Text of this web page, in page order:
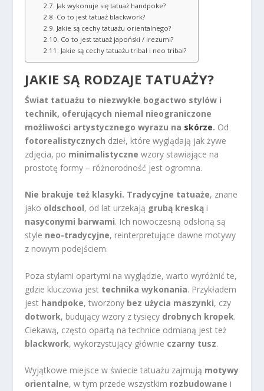
Jak wykonuje się tatuaż handpoke?
Co to jest tatuaż blackwork?
Jakie są cechy tatuażu orientalnego?
Co to jest tatuaż japoński / irezumi?
Jakie są cechy tatuażu tribal i neo tribal?
JAKIE SĄ RODZAJE TATUAŻY?
Świat tatuażu to niezwykłe bogactwo stylów i
technik, oferujących niemal nieograniczone
możliwości artystycznego wyrazu na skórze. Od
fotorealistycznych dzieł, które wyglądają jak żywe
zdjęcia, po minimalistyczne wzory stawiające na
prostotę formy – różnorodność jest ogromna.
Nie brakuje też klasyki. Tradycyjne tatuaże, znane
jako oldschool, od lat urzekają grubą kreską i
nasyconymi barwami. Ich nowoczesną odsłoną są
style neo-tradycyjne, reinterpretujące dawne motywy
z nowym podejściem.
Poza stylami opartymi na wyglądzie, warto wyróżnić te,
gdzie kluczowa jest technika wykonania. Przykładem
jest handpoke, tworzony bez użycia maszynki, czy
dotwork, budujący wzory z tysięcy drobnych kropek.
Ciekawą, często opartą na technice odmianą jest też
blackwork, wykorzystujący głównie czarny tusz.
Wyjątkowe miejsce w świecie tatuażu zajmują motywy
orientalne, w tym przede wszystkim rozbudowane i